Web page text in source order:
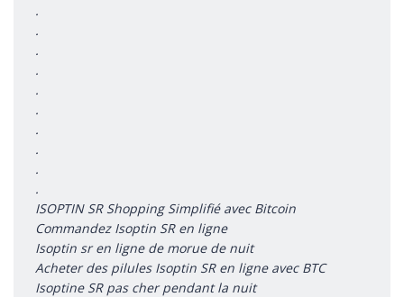
.
.
.
.
.
.
.
.
.
.
ISOPTIN SR Shopping Simplifié avec Bitcoin
Commandez Isoptin SR en ligne
Isoptin sr en ligne de morue de nuit
Acheter des pilules Isoptin SR en ligne avec BTC
Isoptine SR pas cher pendant la nuit